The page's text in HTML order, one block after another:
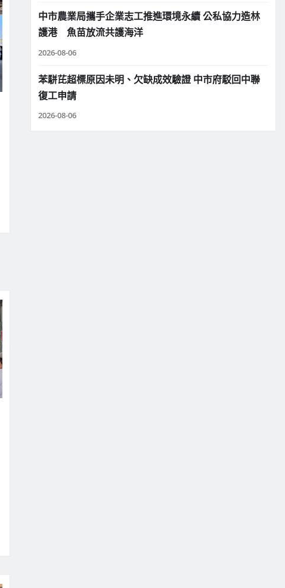
中市農業局攜手企業志工推進環境永續 公私協力造林
護港 魚苗放流共護海洋
2026-08-06
苯駢芘超標原因未明、欠缺成效驗證 中市府駁回中聯
復工申請
2026-08-06